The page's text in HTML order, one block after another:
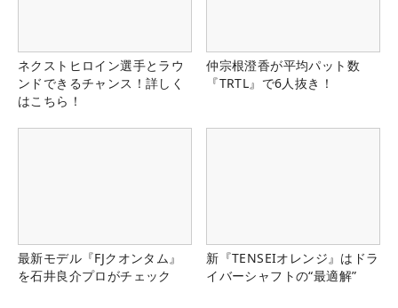
ネクストヒロイン選手とラウ
ンドできるチャンス！詳しく
はこちら！
仲宗根澄香が平均パット数
『TRTL』で6人抜き！
最新モデル『FJクオンタム』
を石井良介プロがチェック
新『TENSEIオレンジ』はドラ
イバーシャフトの“最適解”